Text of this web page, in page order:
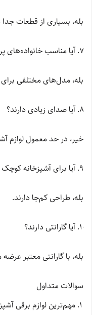
بله، بسیاری از قطعات
آیا مناسب
بله، مدل‌های مختلفی
آیا صدای زیادی دارند؟
خیر، در حد معمول لوازم
آیا برای آشپزخانه
بله، طراحی کم‌جا دارند.
آیا گارانتی دارند؟
بله، با گارانتی معتبر
سوالات متداول
مهم‌ترین لوازم برقی